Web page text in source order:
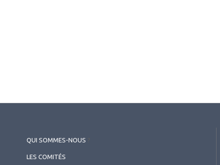
QUI SOMMES-NOUS
LES COMITÉS